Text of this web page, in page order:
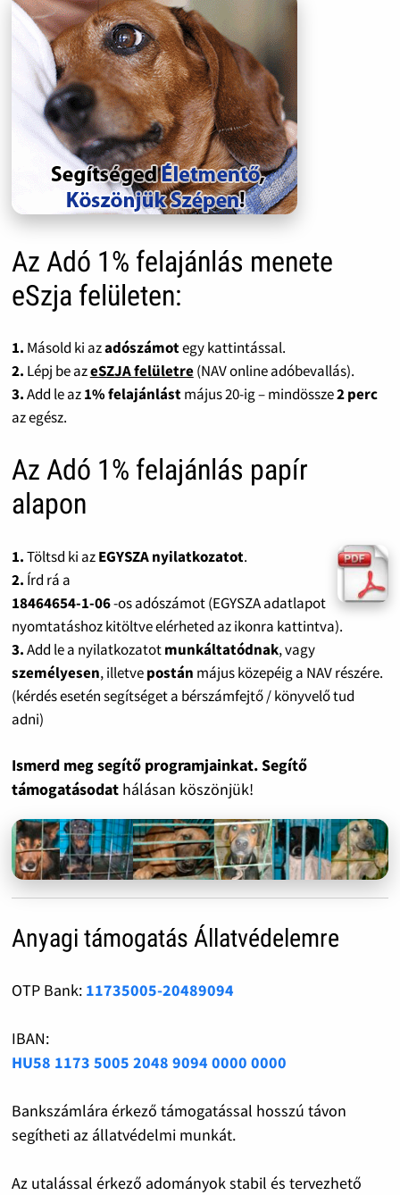
Az Adó 1% felajánlás menete
eSzja felületen:
1. Másold ki azadószámotegy kattintással.
2. Lépj be azeSZJA felületre(NAV online adóbevallás).
3.Add le az1% felajánlástmájus 20-ig – mindössze2 perc
az egész.
Az Adó 1% felajánlás papír
alapon
1.Töltsd ki azEGYSZA nyilatkozatot.
2. Írd rá a
18464654-1-06-os adószámot (EGYSZA adatlapot
nyomtatáshoz kitöltve elérheted az ikonra kattintva).
3.Add le a nyilatkozatotmunkáltatódnak, vagy
személyesen, illetvepostán május közepéig a NAV részére.
(kérdés esetén segítséget a bérszámfejtő / könyvelő tud
adni)
Ismerd meg segítő programjainkat. Segítő
támogatásodat hálásan köszönjük!
Anyagi támogatás Állatvédelemre
OTP Bank: 11735005-20489094
IBAN:
HU58 1173 5005 2048 9094 0000 0000
Bankszámlára érkező támogatással hosszú távon
segítheti az állatvédelmi munkát.
Az utalással érkező adományok stabil és tervezhető